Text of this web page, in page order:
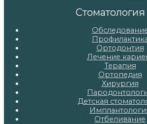
Стоматология
Ортодонтия
Лечение
Терапия
Ортопедия
Хирургия
Детская
Отбеливание